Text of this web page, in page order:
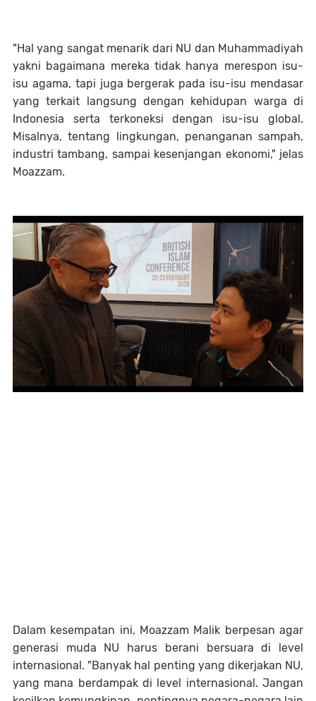
"Hal yang sangat menarik dari NU dan Muhammadiyah
yakni bagaimana mereka tidak hanya merespon isu-
isu agama, tapi juga bergerak pada isu-isu mendasar
yang terkait langsung dengan kehidupan warga di
Indonesia serta terkoneksi dengan isu-isu global.
Misalnya, tentang lingkungan, penanganan sampah,
industri tambang, sampai kesenjangan ekonomi," jelas
Moazzam.
Dalam kesempatan ini, Moazzam Malik berpesan agar
generasi muda NU harus berani bersuara di level
internasional. "Banyak hal penting yang dikerjakan NU,
yang mana berdampak di level internasional. Jangan